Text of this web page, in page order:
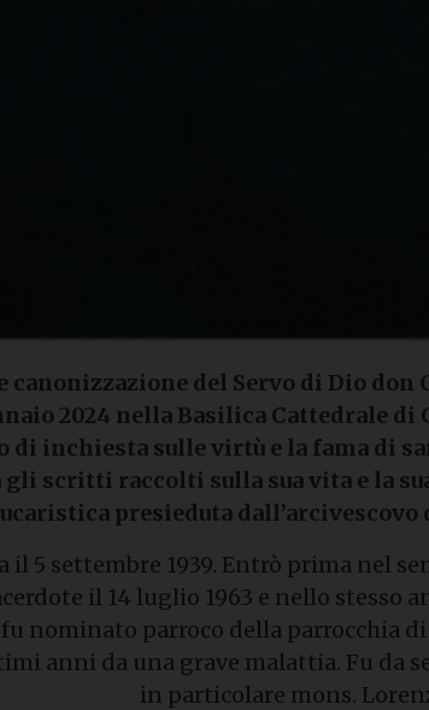
canonizzazione del Servo di Dio
2024 nella Basilica Cattedrale
di inchiesta sulle virtù e la fama di
scritti raccolti sulla sua vita e la
presieduta dall’arcivescovo
il 5 settembre 1939. Entrò prima nel
il 14 luglio 1963 e nello stesso
nominato parroco della parrocchia
anni da una grave malattia. Fu da
in particolare mons.